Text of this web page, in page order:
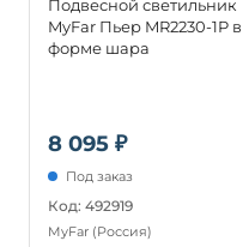
8 095 ₽
Подвесной светильник
MyFar Пьер MR2230-1P в
форме шара
Под заказ
Код: 492919
MyFar (Россия)